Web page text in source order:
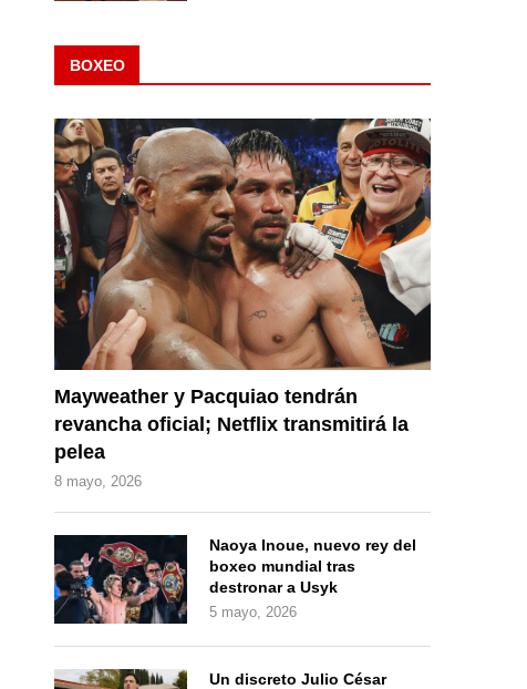
BOXEO
Mayweather y Pacquiao tendrán
revancha oficial; Netflix transmitirá la
pelea
8 mayo, 2026
Naoya Inoue, nuevo rey del
boxeo mundial tras
destronar a Usyk
5 mayo, 2026
Un discreto Julio César